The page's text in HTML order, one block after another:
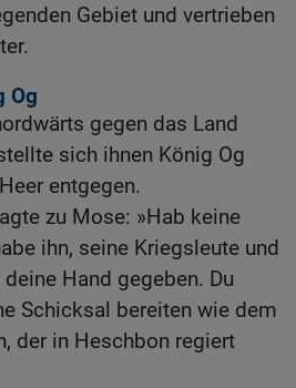
Gebiet und vertrieben
Og
gegen das Land
sich ihnen König Og
entgegen.
zu Mose: »Hab keine
ihn, seine Kriegsleute und
Hand gegeben. Du
Schicksal bereiten wie dem
der in Heschbon regiert